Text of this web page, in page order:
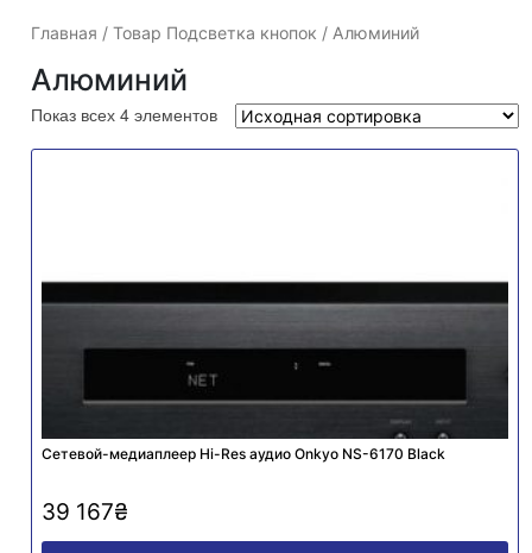
Главная / Товар Подсветка кнопок / Алюминий
Алюминий
Показ всех 4 элементов
Cетевой-медиаплеер Hi-Res аудио Onkyo NS-6170 Black
39 167₴